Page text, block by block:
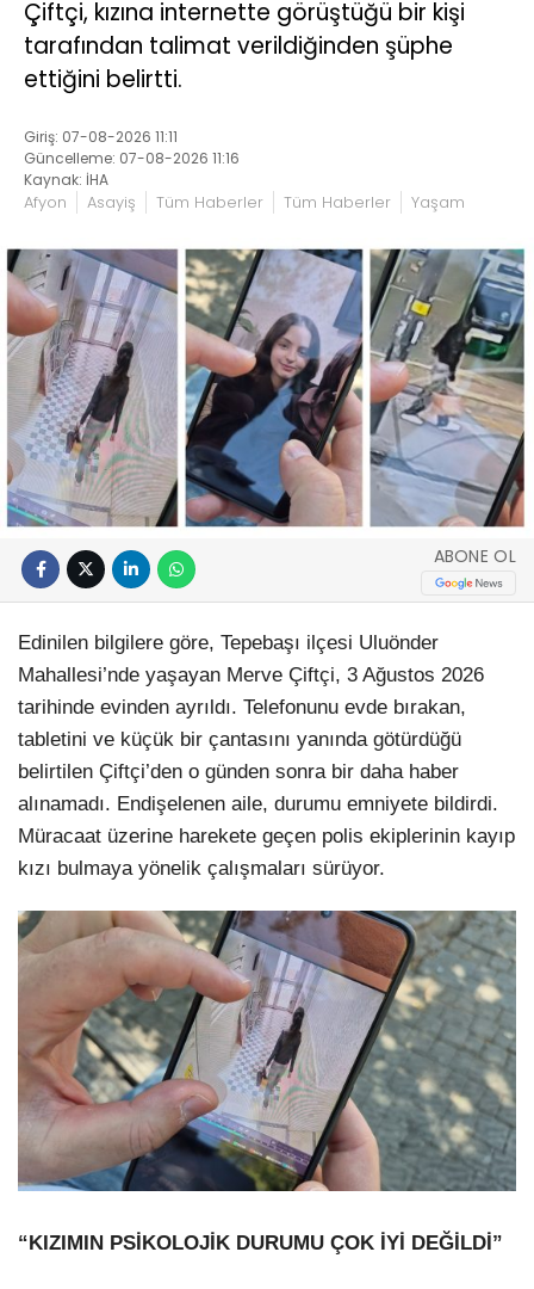
Çiftçi, kızına internette görüştüğü bir kişi
tarafından talimat verildiğinden şüphe
ettiğini belirtti.
Giriş: 07-08-2026 11:11
Güncelleme: 07-08-2026 11:16
Kaynak: İHA
Afyon Asayiş Tüm Haberler Tüm Haberler Yaşam
ABONE OL
Edinilen bilgilere göre, Tepebaşı ilçesi Uluönder
Mahallesi’nde yaşayan Merve Çiftçi, 3 Ağustos 2026
tarihinde evinden ayrıldı. Telefonunu evde bırakan,
tabletini ve küçük bir çantasını yanında götürdüğü
belirtilen Çiftçi’den o günden sonra bir daha haber
alınamadı. Endişelenen aile, durumu emniyete bildirdi.
Müracaat üzerine harekete geçen polis ekiplerinin kayıp
kızı bulmaya yönelik çalışmaları sürüyor.
“KIZIMIN PSİKOLOJİK DURUMU ÇOK İYİ DEĞİLDİ”